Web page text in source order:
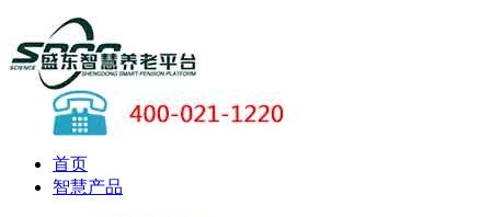
首页
智慧产品